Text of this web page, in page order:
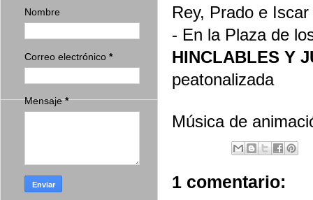
Rey, Prado e
- En la Plaza de
HINCLABLES Y
peatonalizada
Música de
1 comentario:
Nombre
Correo electrónico *
Mensaje*